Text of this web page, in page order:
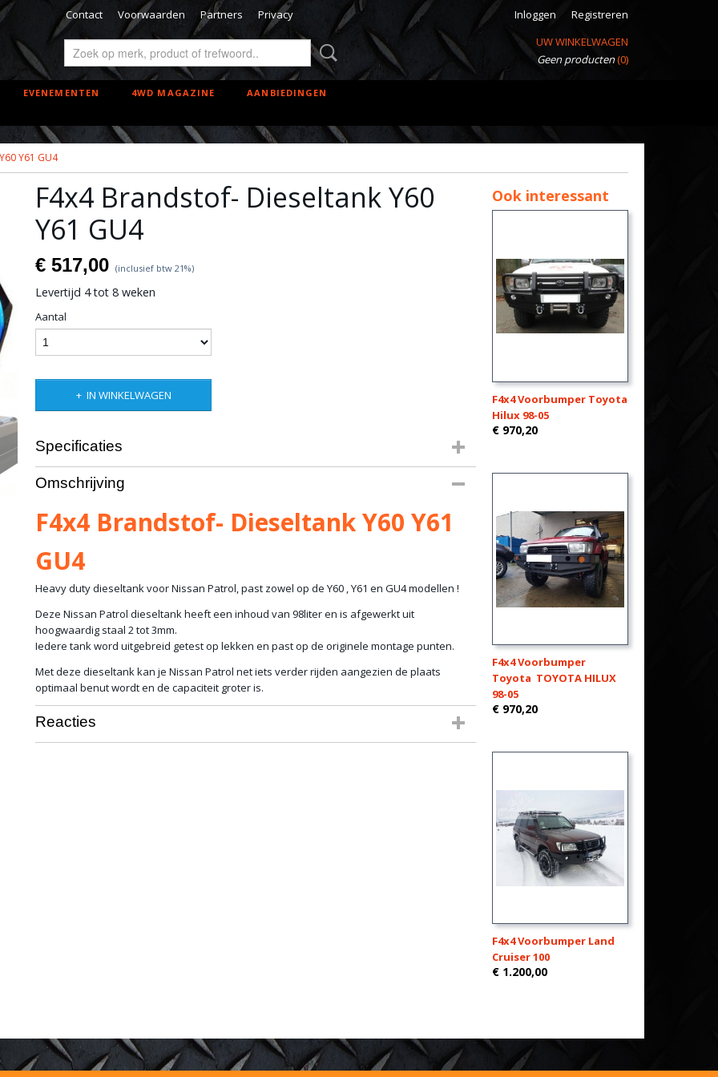
Contact Voorwaarden Partners Privacy Inloggen
Registreren
UW WINKELWAGEN
Geen producten(0)
EVENEMENTEN 4WD MAGAZINE AANBIEDINGEN
Y61 GU4
F4x4 Brandstof- Dieseltank Y60
Y61 GU4
€ 517,00 (inclusief btw 21%)
Levertijd 4 tot 8 weken
Aantal
IN WINKELWAGEN
Specificaties
Productcode
Bruto gewicht
Omschrijving
F4x4 Brandstof- Dieseltank Y60 Y61
GU4
Heavy duty dieseltank voor Nissan Patrol, past zowel op de Y60 , Y61 en GU4 modellen !
Deze Nissan Patrol dieseltank heeft een inhoud van 98liter en is afgewerkt uit
hoogwaardig staal 2 tot 3mm.
Iedere tank word uitgebreid getest op lekken en past op de originele montage punten.
Met deze dieseltank kan je Nissan Patrol net iets verder rijden aangezien de plaats
optimaal benut wordt en de capaciteit groter is.
Reacties
Ook interessant
F4x4 Voorbumper Toyota
Hilux 98-05
€ 970,20
F4x4 Voorbumper
Toyota TOYOTA HILUX
98-05
€ 970,20
F4x4 Voorbumper Land
Cruiser 100
€ 1.200,00